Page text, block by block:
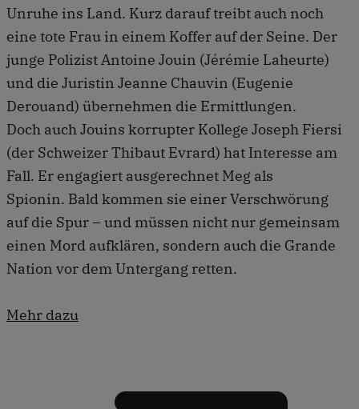
Unruhe ins Land. Kurz darauf treibt auch noch
eine tote Frau in einem Koffer auf der Seine. Der
junge Polizist Antoine Jouin (Jérémie Laheurte)
und die Juristin Jeanne Chauvin (Eugenie
Derouand) übernehmen die Ermittlungen.
Doch auch Jouins korrupter Kollege Joseph Fiersi
(der Schweizer Thibaut Evrard) hat Interesse am
Fall. Er engagiert ausgerechnet Meg als
Spionin. Bald kommen sie einer Verschwörung
auf die Spur – und müssen nicht nur gemeinsam
einen Mord aufklären, sondern auch die Grande
Nation vor dem Untergang retten.
Mehr dazu